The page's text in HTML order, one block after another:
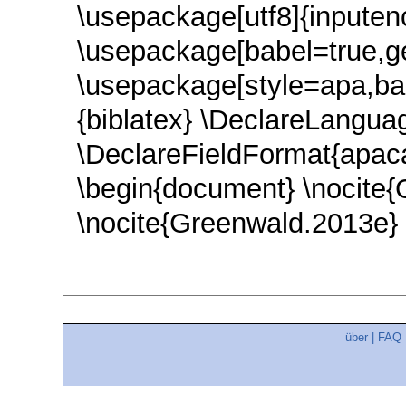
{biblatex}
\begin{document}
über FAQ